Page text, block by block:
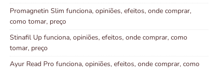
Promagnetin Slim funciona, opiniões, efeitos, onde comprar,
como tomar, preço
Stinafil Up funciona, opiniões, efeitos, onde comprar, como
tomar, preço
Ayur Read Pro funciona, opiniões, efeitos, onde comprar, como